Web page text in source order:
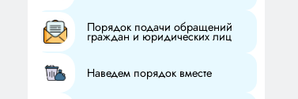
Порядок подачи обращений
граждан и юридических лиц
Наведем порядок вместе